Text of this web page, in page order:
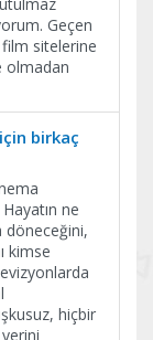
Geçen
film sitelerine
olmadan
birkaç
ne
döneceğini,
kimse
hiçbir